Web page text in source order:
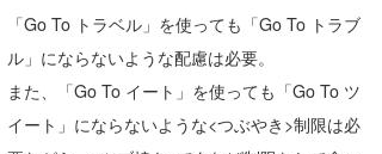
「Go To トラベル」を使っても「Go To トラブ
ル」にならないような配慮は必要。
また、「Go To イート」を使っても「Go To ツ
イート」にならないような<つぶやき>制限は必
沖縄